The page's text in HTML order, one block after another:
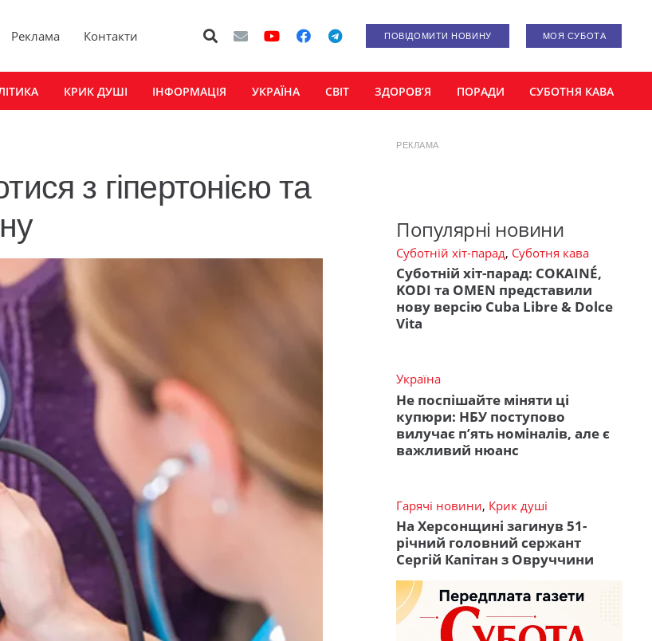
Реклама Контакти ПОВІДОМИТИ НОВИНУ МОЯ СУБОТА
КРИК ДУШІ ІНФОРМАЦІЯ УКРАЇНА СВІТ ЗДОРОВ’Я ПОРАДИ СУБОТНЯ КАВА
з гіпертонією та
РЕКЛАМА
Популярні новини
Суботній хіт-парад, Суботня кава
Суботній хіт-парад: COKAINÉ,
KODI та OMEN представили
нову версію Cuba Libre & Dolce
Vita
Україна
Не поспішайте міняти ці
купюри: НБУ поступово
вилучає п’ять номіналів, але є
важливий нюанс
Гарячі новини, Крик душі
На Херсонщині загинув 51-
річний головний сержант
Сергій Капітан з Овруччини